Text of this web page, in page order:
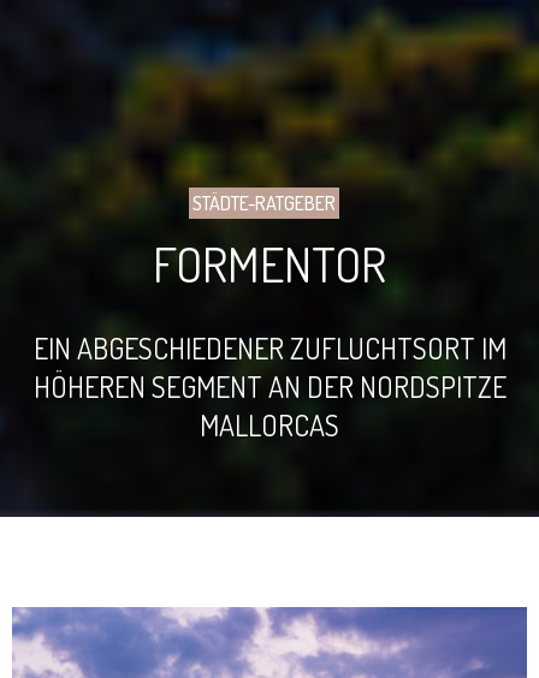
STÄDTE-RATGEBER
FORMENTOR
EIN ABGESCHIEDENER ZUFLUCHTSORT IM
HÖHEREN SEGMENT AN DER NORDSPITZE
MALLORCAS